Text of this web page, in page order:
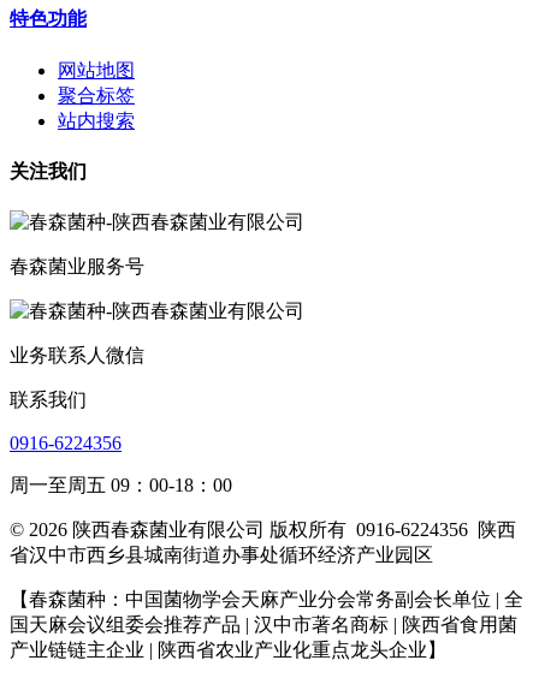
特色功能
网站地图
聚合标签
站内搜索
关注我们
春森菌业服务号
业务联系人微信
联系我们
0916-6224356
周一至周五 09：00-18：00
© 2026 陕西春森菌业有限公司 版权所有 0916-6224356 陕西
省汉中市西乡县城南街道办事处循环经济产业园区
【春森菌种：中国菌物学会天麻产业分会常务副会长单位 | 全
国天麻会议组委会推荐产品 | 汉中市著名商标 | 陕西省食用菌
产业链链主企业 | 陕西省农业产业化重点龙头企业 】